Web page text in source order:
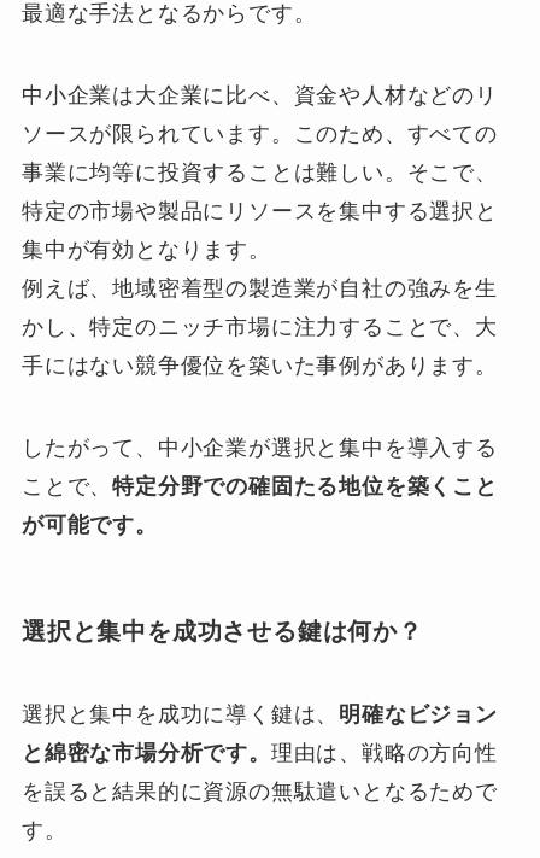
最適な手法となるからです。
中小企業は大企業に比べ、資金や人材などのリ
ソースが限られています。このため、すべての
事業に均等に投資することは難しい。そこで、
特定の市場や製品にリソースを集中する選択と
集中が有効となります。
例えば、地域密着型の製造業が自社の強みを生
かし、特定のニッチ市場に注力することで、大
手にはない競争優位を築いた事例があります。
したがって、中小企業が選択と集中を導入する
ことで、特定分野での確固たる地位を築くこと
が可能です。
選択と集中を成功させる鍵は何か？
選択と集中を成功に導く鍵は、 明確なビジョン
と綿密な市場分析です。 理由は、戦略の方向性
を誤ると結果的に資源の無駄遣いとなるためで
す。